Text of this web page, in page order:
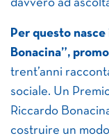
davvero ad
Per questo
Bonacina”,
trent’anni
sociale. Un
Riccardo
costruire un